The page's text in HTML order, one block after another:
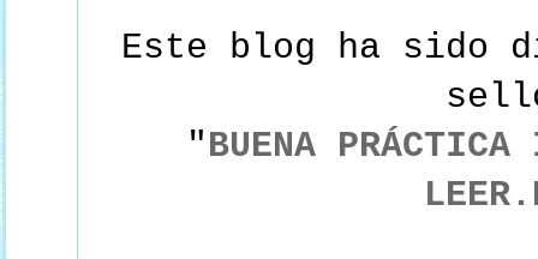
Este blog ha sido
"BUENA PRÁCTICA